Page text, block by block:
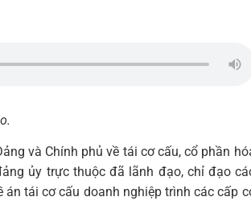
và Chính phủ về tái cơ cấu, cổ phần
ủy trực thuộc đã lãnh đạo, chỉ đạo
tái cơ cấu doanh nghiệp trình các cấp